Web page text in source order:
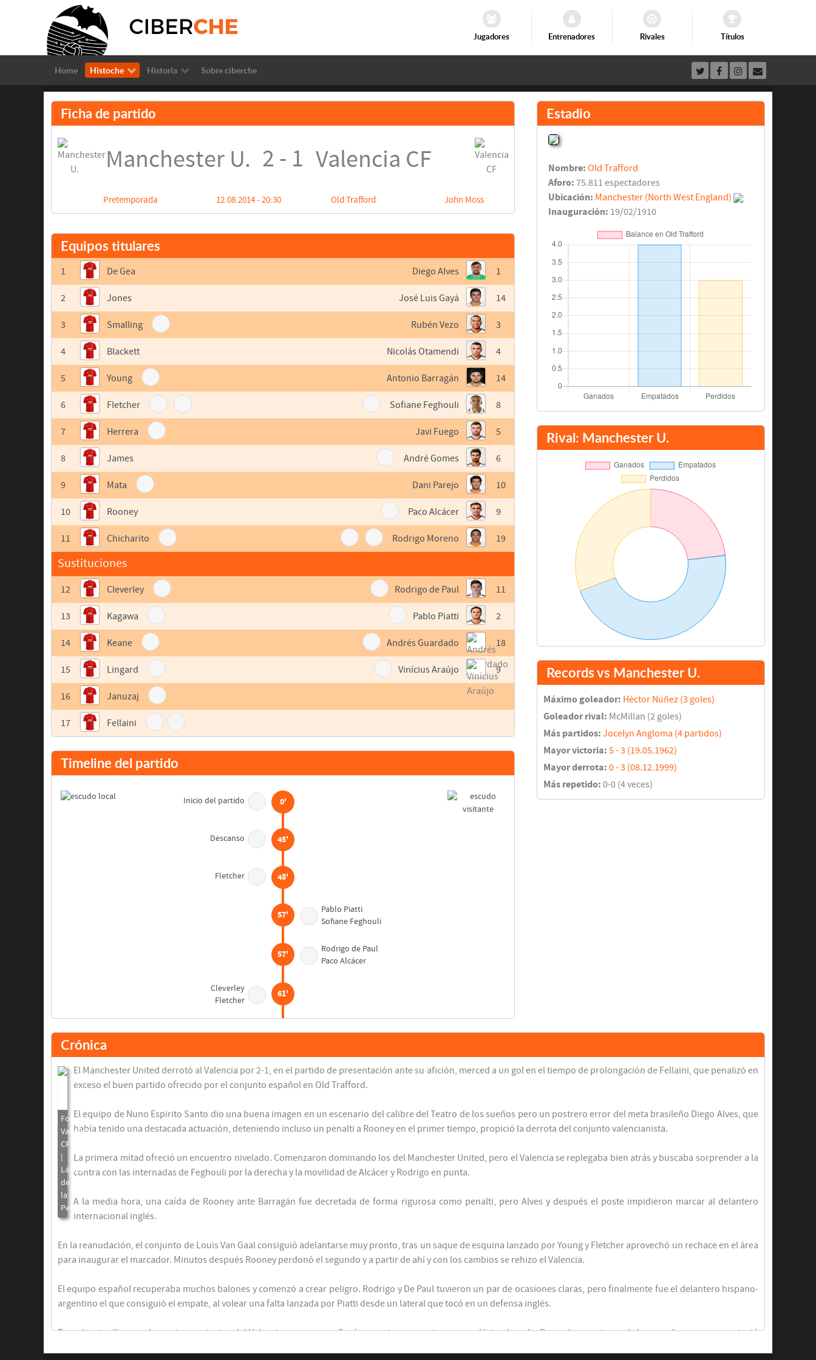
Jugadores Entrenadores Rivales Títulos
Home Histoche Historia Sobre ciberche
Ficha de partido
Manchester U. 2 - 1 Valencia CF
Pretemporada 12.08.2014 - 20:30 Old Trafford John Moss
Equipos titulares
1 De Gea
2 Jones
3 Smalling
4 Blackett
5 Young
6 Fletcher
7 Herrera
8 James
9 Mata
10 Rooney
11 Chicharito
Sustituciones
12 Cleverley
13 Kagawa
14 Keane
15 Lingard
16 Januzaj
17 Fellaini
1
Diego Alves
14
José Luis Gayá
3
Rubén Vezo
4
Nicolás Otamendi
14
Antonio Barragán
8
Sofiane Feghouli
5
Javi Fuego
6
André Gomes
10
Dani Parejo
9
Paco Alcácer
19
Rodrigo Moreno
11
Rodrigo de Paul
2
Pablo Piatti
18
Andrés Guardado
9
Vinícius Araújo
Timeline del partido
Inicio del partido 0'
Descanso 45'
Fletcher 48'
Pablo Piatti
Sofiane Feghouli
57'
Rodrigo de Paul
Paco Alcácer
57'
Cleverley
Fletcher
61'
61'
Keane
Smalling
61'
Mata
61'
Asist: Pablo Piatti
André Gomes
Januzaj
Vinícius Araújo
88'
Estadio
Nombre: Old Trafford
Aforo: 75.811 espectadores
Ubicación: Manchester (North West England)
Inauguración: 19/02/1910
Rival: Manchester U.
Records vs Manchester U.
Máximo goleador: Héctor Núñez (3 goles)
Goleador rival: McMillan (2 goles)
Más partidos: Jocelyn Angloma (4 partidos)
Mayor victoria: 5 - 3 (19.05.1962)
Mayor derrota: 0 - 3 (08.12.1999)
Más repetido: 0-0 (4 veces)
Crónica
El Manchester United derrotó al Valencia por 2-1, en el partido de presentación ante su afición, merced a un gol en el tiempo de prolongación de Fellaini, que penalizó en
exceso el buen partido ofrecido por el conjunto español en Old Trafford.
El equipo de Nuno Espirito Santo dio una buena imagen en un escenario del calibre del Teatro de los sueños pero un postrero error del meta brasileño Diego Alves, que
había tenido una destacada actuación, deteniendo incluso un penalti a Rooney en el primer tiempo, propició la derrota del conjunto valencianista.
La primera mitad ofreció un encuentro nivelado. Comenzaron dominando los del Manchester United, pero el Valencia se replegaba bien atrás y buscaba sorprender a la
contra con las internadas de Feghouli por la derecha y la movilidad de Alcácer y Rodrigo en punta.
A la media hora, una caída de Rooney ante Barragán fue decretada de forma rigurosa como penalti, pero Alves y después el poste impidieron marcar al delantero
internacional inglés.
En la reanudación, el conjunto de Louis Van Gaal consiguió adelantarse muy pronto, tras un saque de esquina lanzado por Young y Fletcher aprovechó un rechace en el área
para inaugurar el marcador. Minutos después Rooney perdonó el segundo y a partir de ahí y con los cambios se rehizo el Valencia.
El equipo español recuperaba muchos balones y comenzó a crear peligro. Rodrigo y De Paul tuvieron un par de ocasiones claras, pero finalmente fue el delantero hispano-
argentino el que consiguió el empate, al volear una falta lanzada por Piatti desde un lateral que tocó en un defensa inglés.
Tras el tanto, llegaron los mejores minutos del Valencia, con un gran Gayá en sus incorporaciones por el lateral zurdo. Pese a las ocasiones de las que dispuso, no consiguió